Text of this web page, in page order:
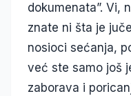
dokumenata”. Vi,
znate ni šta je
nosioci sećanja,
već ste samo još
zaborava i